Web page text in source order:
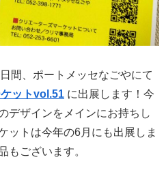
間、ポートメッセなごやにて
ットvol.51 に出展します！今
デザインをメインにお持ちし
ットは今年の6月にも出展しま
もございます。